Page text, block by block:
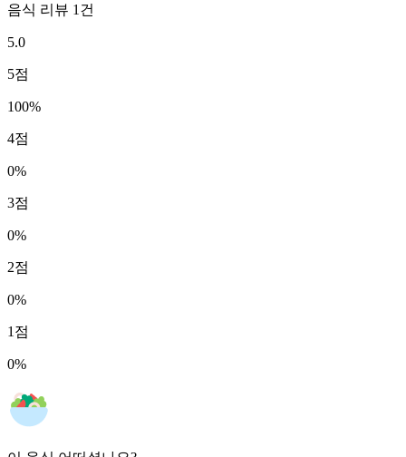
음식 리뷰 1 건
5.0
5점
100%
4점
0%
3점
0%
2점
0%
1 점
0%